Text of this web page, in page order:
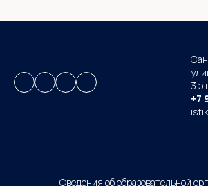
+7
3
Сведения об образовательной